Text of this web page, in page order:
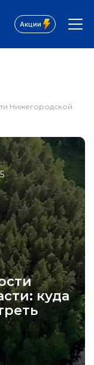
Акции
Нижегородской
куда